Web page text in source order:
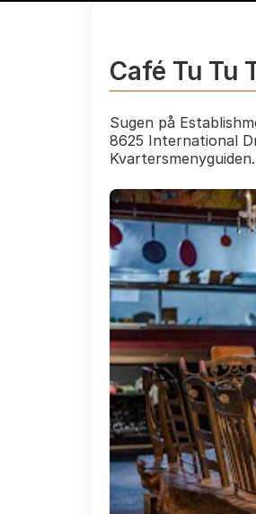
Café Tu Tu
Sugen på
8625 International
Kvartersmenyguiden.